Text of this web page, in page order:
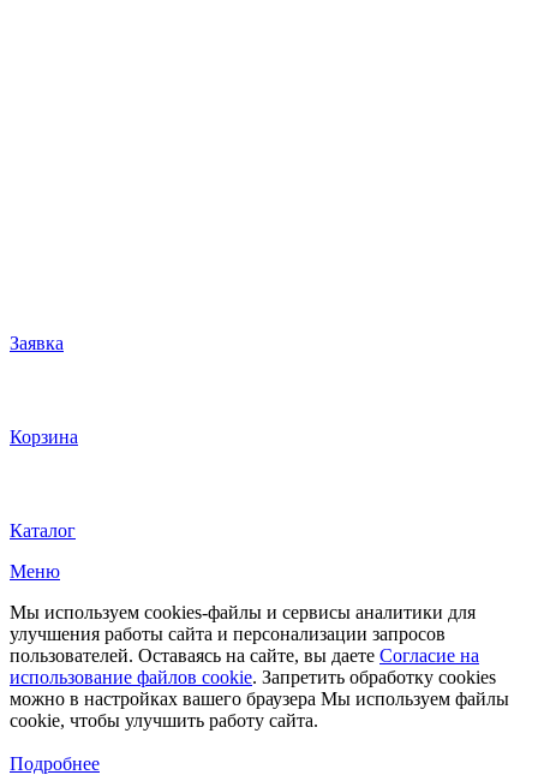
Заявка
Корзина
Каталог
Меню
Мы используем cookies-файлы и сервисы аналитики для
улучшения работы сайта и персонализации запросов
пользователей. Оставаясь на сайте, вы даете Согласие на
использование файлов cookie. Запретить обработку cookies
можно в настройках вашего браузера Мы используем файлы
cookie, чтобы улучшить работу сайта.
Подробнее